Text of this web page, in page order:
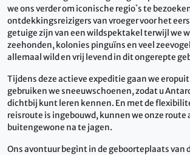
we ons verder om iconische regio`s te
ontdekkingsreizigers van vroeger voor het
getuige zijn van een wildspektakel terwijl we
zeehonden, kolonies pinguïns en veel
allemaal wild en vrij levend in dit ongerepte
Tijdens deze actieve expeditie gaan we
gebruiken we sneeuwschoenen, zodat u
dichtbij kunt leren kennen. En met de
reisroute is ingebouwd, kunnen we onze route
buitengewone na te jagen.
Ons avontuur begint in de geboorteplaats van